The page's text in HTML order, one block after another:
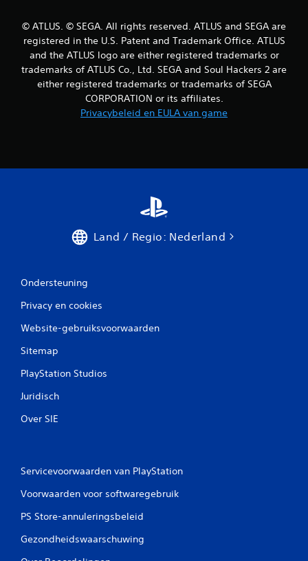
© ATLUS. © SEGA. All rights reserved. ATLUS and SEGA are
registered in the U.S. Patent and Trademark Office. ATLUS
and the ATLUS logo are either registered trademarks or
trademarks of ATLUS Co., Ltd. SEGA and Soul Hackers 2 are
either registered trademarks or trademarks of SEGA
CORPORATION or its affiliates.
Privacybeleid en EULA van game
Land / Regio: Nederland
Ondersteuning
Privacy en cookies
Website-gebruiksvoorwaarden
Sitemap
PlayStation Studios
Juridisch
Over SIE
Servicevoorwaarden van PlayStation
Voorwaarden voor softwaregebruik
PS Store-annuleringsbeleid
Gezondheidswaarschuwing